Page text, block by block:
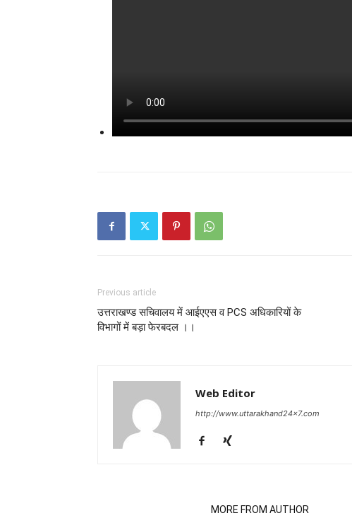
Previous article
उत्तराखण्ड सचिवालय में आईएएस व PCS अधिकारियों के
विभागों में बड़ा फेरबदल ।।
Web Editor
http://www.uttarakhand24x7.com
MORE FROM AUTHOR